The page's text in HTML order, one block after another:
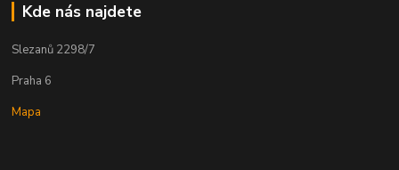
Kde nás najdete
Slezanů 2298/7
Praha 6
Mapa